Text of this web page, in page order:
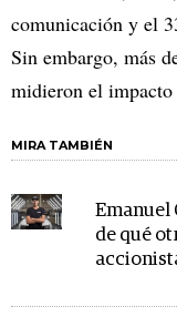
comunicación y el
Sin embargo, más
midieron el impacto
MIRA TAMBIÉN
Emanuel
de qué